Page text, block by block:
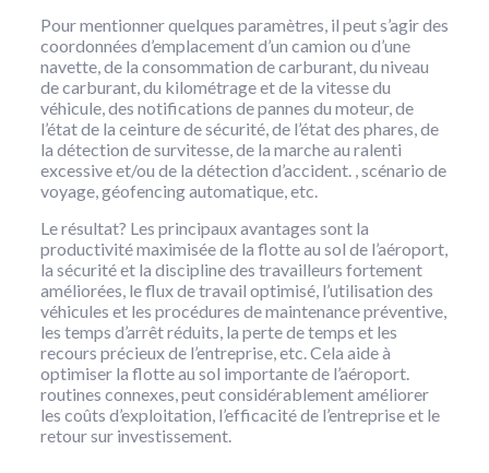
Pour mentionner quelques paramètres, il peut s’agir des
coordonnées d’emplacement d’un camion ou d’une
navette, de la consommation de carburant, du niveau
de carburant, du kilométrage et de la vitesse du
véhicule, des notifications de pannes du moteur, de
l’état de la ceinture de sécurité, de l’état des phares, de
la détection de survitesse, de la marche au ralenti
excessive et/ou de la détection d’accident. , scénario de
voyage, géofencing automatique, etc.
Le résultat? Les principaux avantages sont la
productivité maximisée de la flotte au sol de l’aéroport,
la sécurité et la discipline des travailleurs fortement
améliorées, le flux de travail optimisé, l’utilisation des
véhicules et les procédures de maintenance préventive,
les temps d’arrêt réduits, la perte de temps et les
recours précieux de l’entreprise, etc. Cela aide à
optimiser la flotte au sol importante de l’aéroport.
routines connexes, peut considérablement améliorer
les coûts d’exploitation, l’efficacité de l’entreprise et le
retour sur investissement.